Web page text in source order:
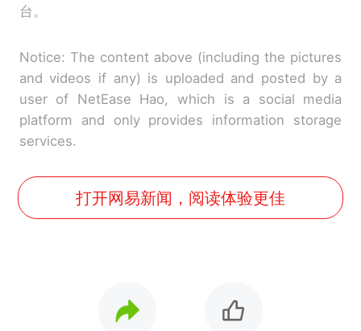
台。
Notice: The content above (including the pictures
and videos if any) is uploaded and posted by a
user of NetEase Hao, which is a social media
platform and only provides information storage
services.
打开网易新闻，阅读体验更佳